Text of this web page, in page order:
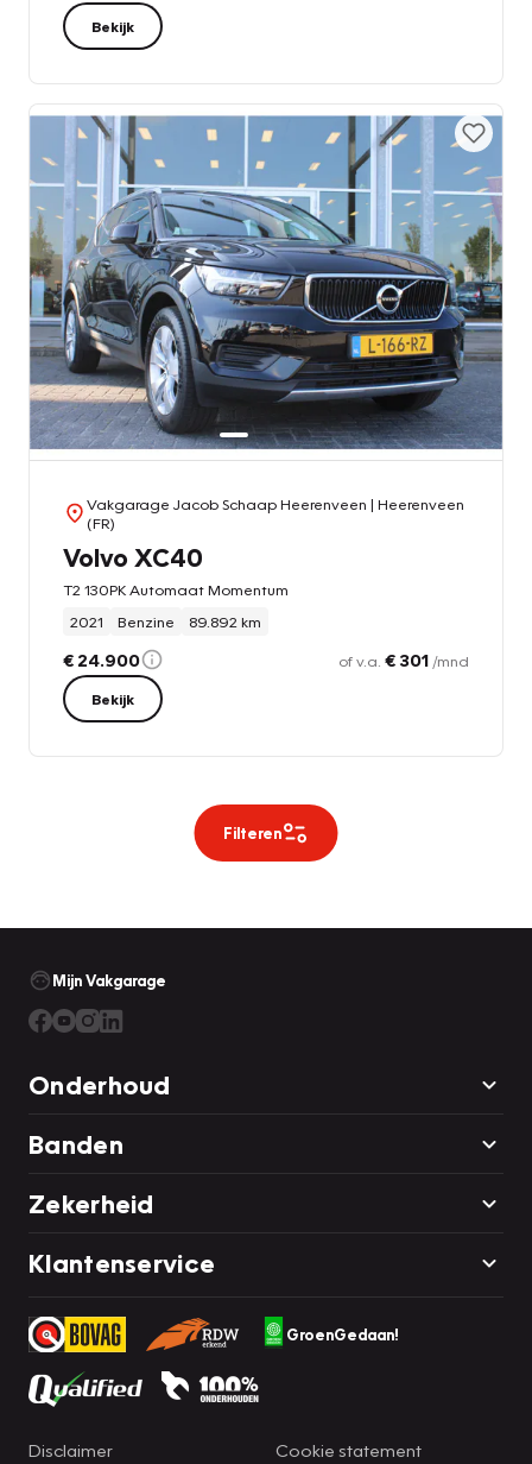
Bekijk
Vakgarage Jacob Schaap Heerenveen | Heerenveen
(FR)
Volvo XC40
T2 130PK Automaat Momentum
2021
Benzine 89.892 km
€ 24.900 of v.a. € 301 /mnd
Bekijk
Filteren
Mijn Vakgarage
Onderhoud
Banden
Zekerheid
Klantenservice
GroenGedaan!
Disclaimer Cookie statement